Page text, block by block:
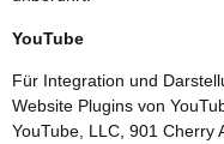
YouTube
Für Integration und
Website Plugins von
YouTube, LLC, 901 Cherry